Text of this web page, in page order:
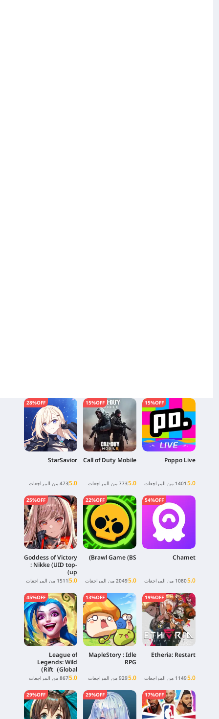
15%OFF
Poppo Live
5.01401 من المراجعات
15%OFF
Call of Duty Mobile
5.0773 من المراجعات
28%OFF
StarSavior
5.0473 من المراجعات
54%OFF
Chamet
5.01080 من المراجعات
22%OFF
Brawl Game (BS)
5.02049 من المراجعات
25%OFF
Goddess of Victory
: Nikke (UID top-
up)
5.01511 من المراجعات
19%OFF
Etheria: Restart
5.01149 من المراجعات
13%OFF
MapleStory : Idle
RPG
5.0929 من المراجعات
45%OFF
League of
Legends: Wild
Rift（Global）
5.0867 من المراجعات
17%OFF
29%OFF
29%OFF